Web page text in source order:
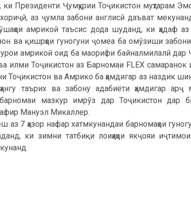
Президенти Ҷумҳурии Тоҷикистон муҳтарам
аз ҷумла забони англисӣ даъват
амрикоӣ таъсис дода шуданд, ки ҳадаф
ва қишрҳои гуногуни ҷомеа ба омӯзиши
амрикоӣ оид ба маорифи байналмилалӣ дар
илми Тоҷикистон аз Барномаи FLEX
Тоҷикистон ва Амрико ба ҳамдигар аз наздик
таърих ва забону адабиёти ҳамдигар
барномаи мазкур имрӯз дар Тоҷикистон дар
Мануэл Микаллер.
аз 7 ҳазор нафар хатмкунандаи барномаҳои
ки зимни татбиқи лоиҳаҳои якҷояи